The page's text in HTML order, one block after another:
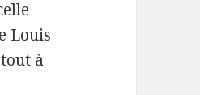
Louis
à